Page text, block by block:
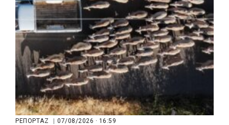
ΡΕΠΟΡΤΑΖ 07/08/2026 · 16:59